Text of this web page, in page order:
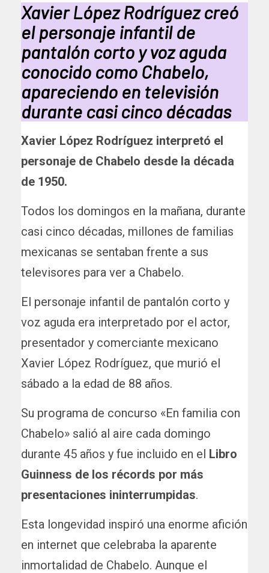
Xavier López Rodríguez creó
el personaje infantil de
pantalón corto y voz aguda
conocido como Chabelo,
apareciendo en televisión
durante casi cinco décadas
Xavier López Rodríguez interpretó el
personaje de Chabelo desde la década
de 1950.
Todos los domingos en la mañana, durante
casi cinco décadas, millones de familias
mexicanas se sentaban frente a sus
televisores para ver a Chabelo.
El personaje infantil de pantalón corto y
voz aguda era interpretado por el actor,
presentador y comerciante mexicano
Xavier López Rodríguez, que murió el
sábado a la edad de 88 años.
Su programa de concurso «En familia con
Chabelo» salió al aire cada domingo
durante 45 años y fue incluido en el Libro
Guinness de los récords por más
presentaciones ininterrumpidas.
Esta longevidad inspiró una enorme afición
en internet que celebraba la aparente
inmortalidad de Chabelo. Aunque el